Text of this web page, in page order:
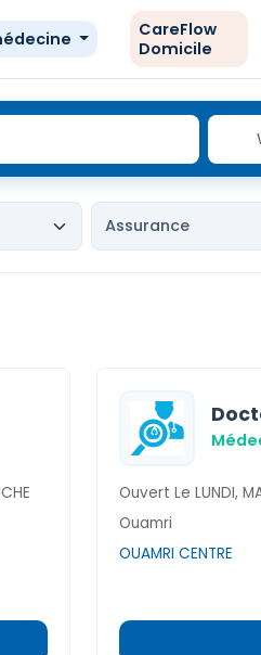
CareFlow
Domicile
Ouvert Le LUNDI,
Ouamri
OUAMRI CENTRE